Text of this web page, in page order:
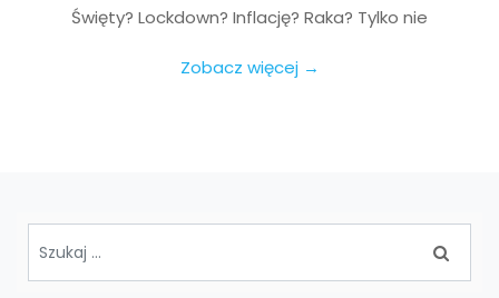
Święty? Lockdown? Inflację? Raka? Tylko nie
Zobacz więcej →